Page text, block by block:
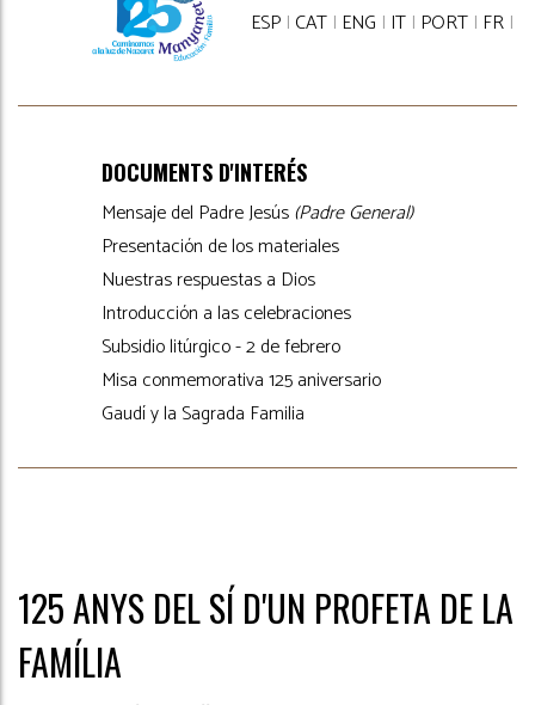
ESP | CAT | ENG | IT | PORT | FR |
DOCUMENTS D'INTERÉS
Mensaje del Padre Jesús(Padre General)
Presentación de los materiales
Nuestras respuestas a Dios
Introducción a las celebraciones
Subsidio litúrgico - 2 de febrero
Misa conmemorativa 125 aniversario
Gaudí y la Sagrada Familia
125 ANYS DEL SÍ D'UN PROFETA DE LA
FAMÍLIA